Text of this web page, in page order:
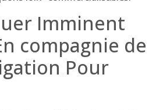
Imminent
compagnie de
Pour